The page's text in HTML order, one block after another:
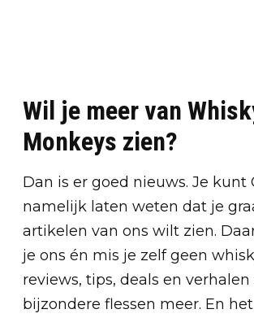
Wil je meer van
Monkeys zien?
Dan is er goed nieuws. Je kunt
namelijk laten weten dat je
artikelen van ons wilt zien.
je ons én mis je zelf geen
reviews, tips, deals en verhalen
bijzondere flessen meer. En